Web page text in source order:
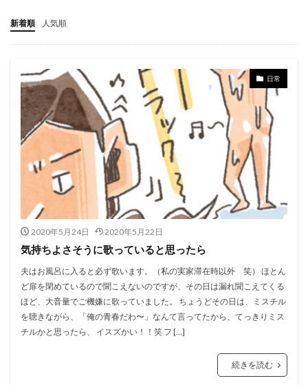
新着順 人気順
日常
2020年5月24日 2020年5月22日
気持ちよさそうに歌っていると思ったら
夫はお風呂に入ると必ず歌います。（私の実家滞在時以外 笑） ほとん
ど扉を閉めているので聞こえないのですが、その日は漏れ聞こえてくる
ほど、大音量でご機嫌に歌っていました。 ちょうどその日は、ミスチル
を聴きながら、「俺の青春だわ〜」なんて言ってたから、てっきりミス
チルかと思ったら、 イスズかい！！笑 フ […]
続きを読む